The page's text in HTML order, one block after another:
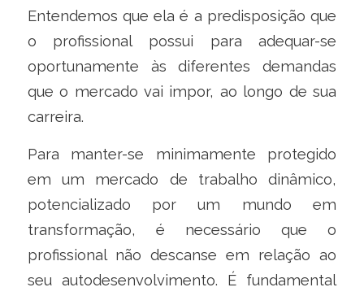
Entendemos que ela é a predisposição que
o profissional possui para adequar-se
oportunamente às diferentes demandas
que o mercado vai impor, ao longo de sua
carreira.
Para manter-se minimamente protegido
em um mercado de trabalho dinâmico,
potencializado por um mundo em
transformação, é necessário que o
profissional não descanse em relação ao
seu autodesenvolvimento. É fundamental